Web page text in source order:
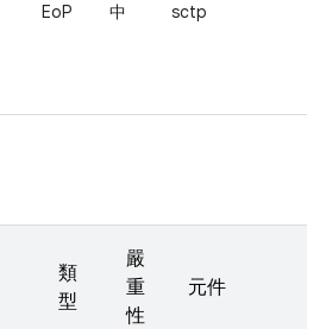
EoP 中 sctp
類
型
嚴
重
性
元件